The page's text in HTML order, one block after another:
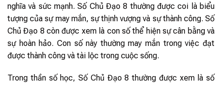
nghĩa và sức mạnh. Số Chủ Đạo 8 thường được coi là biểu
tượng của sự may mắn, sự thịnh vượng và sự thành công. Số
Chủ Đạo 8 còn được xem là con số thể hiện sự cân bằng và
sự hoàn hảo. Con số này thường may mắn trong việc đạt
được thành công và tài lộc trong cuộc sống.
Trong thần số học, Số Chủ Đạo 8 thường được xem là số